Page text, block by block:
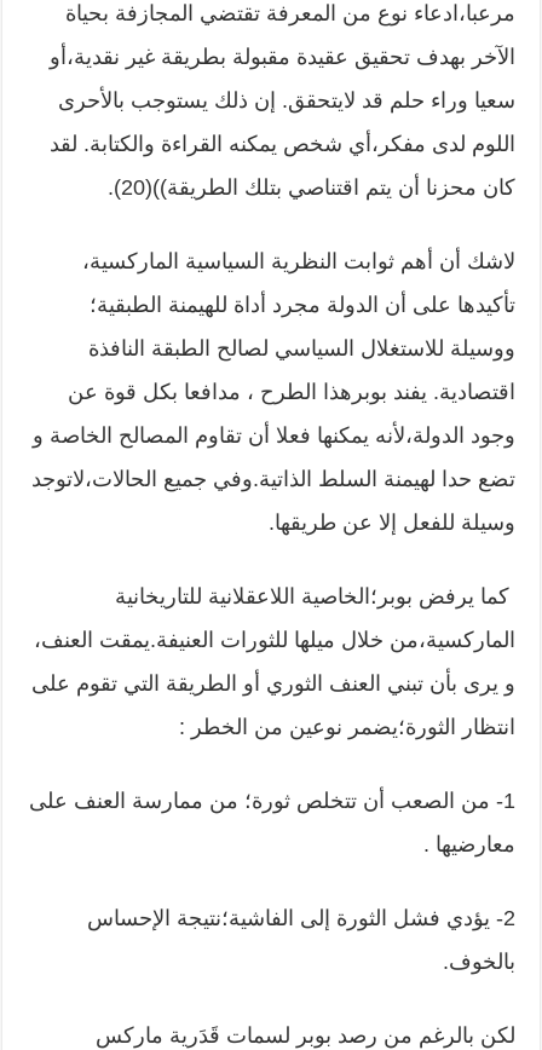
مرعبا،ادعاء نوع من المعرفة تقتضي المجازفة بحياة
الآخر بهدف تحقيق عقيدة مقبولة بطريقة غير نقدية،أو
سعيا وراء حلم قد لايتحقق. إن ذلك يستوجب بالأحرى
اللوم لدى مفكر،أي شخص يمكنه القراءة والكتابة. لقد
كان محزنا أن يتم اقتناصي بتلك الطريقة))(20).
لاشك أن أهم ثوابت النظرية السياسية الماركسية،
تأكيدها على أن الدولة مجرد أداة للهيمنة الطبقية؛
ووسيلة للاستغلال السياسي لصالح الطبقة النافذة
اقتصادية. يفند بوبرهذا الطرح ، مدافعا بكل قوة عن
وجود الدولة،لأنه يمكنها فعلا أن تقاوم المصالح الخاصة و
تضع حدا لهيمنة السلط الذاتية.وفي جميع الحالات،لاتوجد
وسيلة للفعل إلا عن طريقها.
كما يرفض بوبر؛الخاصية اللاعقلانية للتاريخانية
الماركسية،من خلال ميلها للثورات العنيفة.يمقت العنف،
و يرى بأن تبني العنف الثوري أو الطريقة التي تقوم على
انتظار الثورة؛يضمر نوعين من الخطر :
1- من الصعب أن تتخلص ثورة؛ من ممارسة العنف على
معارضيها .
2- يؤدي فشل الثورة إلى الفاشية؛نتيجة الإحساس
بالخوف.
لكن بالرغم من رصد بوبر لسمات قَدَرية ماركس